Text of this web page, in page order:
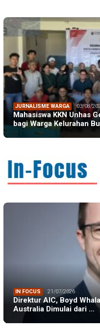
JURNALISME WARGA 03/08/
Mahasiswa KKN Unhas
bagi Warga Kelurahan
IN FOCUS 21/07/2026
Direktur AIC, Boyd
Australia Dimulai dari …